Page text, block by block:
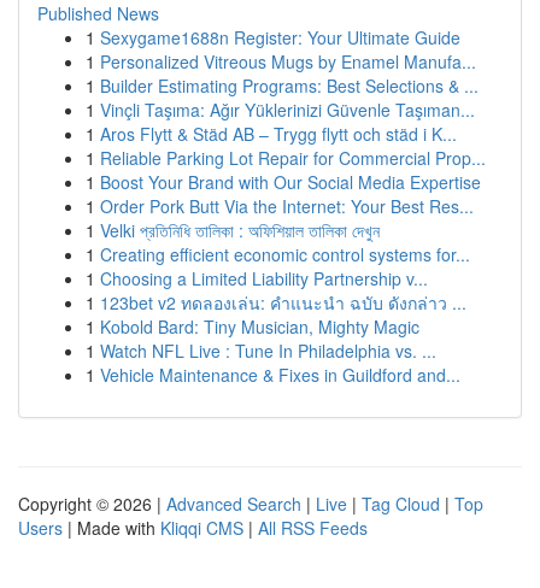
Published News
1 Sexygame1688n Register: Your Ultimate Guide
1 Personalized Vitreous Mugs by Enamel Manufa...
1 Builder Estimating Programs: Best Selections & ...
1 Vinçli Taşıma: Ağır Yüklerinizi Güvenle Taşıman...
1 Aros Flytt & Städ AB – Trygg flytt och städ i K...
1 Reliable Parking Lot Repair for Commercial Prop...
1 Boost Your Brand with Our Social Media Expertise
1 Order Pork Butt Via the Internet: Your Best Res...
1 Velki প্রতিনিধি তালিকা : অফিশিয়াল তালিকা দেখুন
1 Creating efficient economic control systems for...
1 Choosing a Limited Liability Partnership v...
1 123bet v2 ทดลองเล่น: คำแนะนำ ฉบับ ดังกล่าว ...
1 Kobold Bard: Tiny Musician, Mighty Magic
1 Watch NFL Live : Tune In Philadelphia vs. ...
1 Vehicle Maintenance & Fixes in Guildford and...
Copyright © 2026 | Advanced Search | Live | Tag Cloud | Top
Users | Made with Kliqqi CMS | All RSS Feeds